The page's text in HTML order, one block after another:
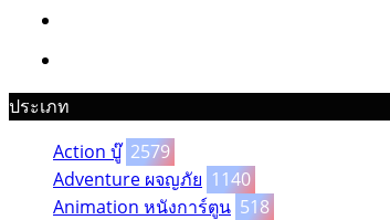
ประเภท
Action บู๊ 2579
Adventure ผจญภัย 1140
Animation หนังการ์ตูน 518